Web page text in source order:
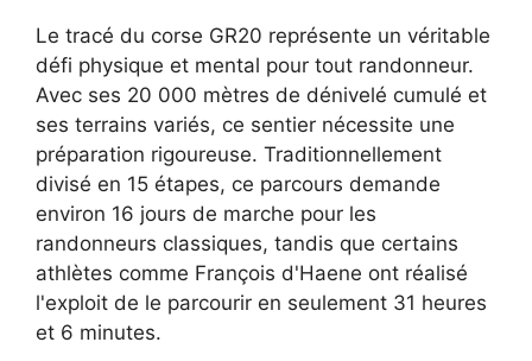
Le tracé du corse GR20 représente un véritable
défi physique et mental pour tout randonneur.
Avec ses 20 000 mètres de dénivelé cumulé et
ses terrains variés, ce sentier nécessite une
préparation rigoureuse. Traditionnellement
divisé en 15 étapes, ce parcours demande
environ 16 jours de marche pour les
randonneurs classiques, tandis que certains
athlètes comme François d'Haene ont réalisé
l'exploit de le parcourir en seulement 31 heures
et 6 minutes.